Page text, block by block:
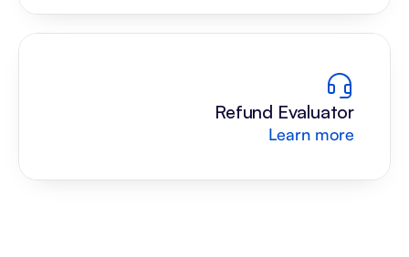
Refund Evaluator
Learn more